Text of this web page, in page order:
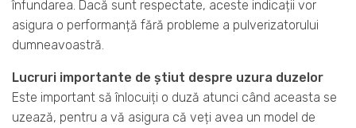
înfundarea. Dacă sunt respectate, aceste indicații vor
asigura o performanță fără probleme a pulverizatorului
dumneavoastră.
Lucruri importante de știut despre uzura duzelor
Este important să înlocuiți o duză atunci când aceasta se
uzează, pentru a vă asigura că veți avea un model de